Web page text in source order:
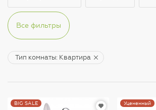
Все фильтры
Тип комнаты: Квартира
BIG SALE Уцененный